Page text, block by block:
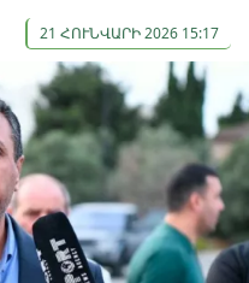
21 ՀՈՒՆՎԱՐԻ 2026 15:17